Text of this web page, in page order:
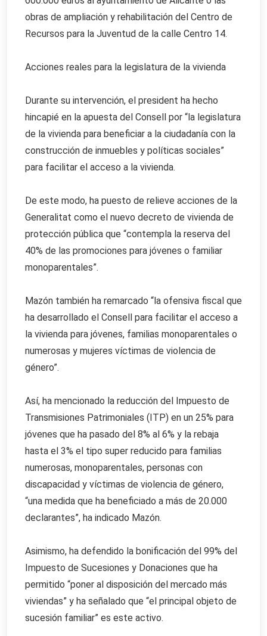
obras de ampliación y rehabilitación del Centro de
Recursos para la Juventud de la calle Centro 14.
Acciones reales para la legislatura de la vivienda
Durante su intervención, el president ha hecho
hincapié en la apuesta del Consell por “la legislatura
de la vivienda para beneficiar a la ciudadanía con la
construcción de inmuebles y políticas sociales”
para facilitar el acceso a la vivienda.
De este modo, ha puesto de relieve acciones de la
Generalitat como el nuevo decreto de vivienda de
protección pública que “contempla la reserva del
40% de las promociones para jóvenes o familiar
monoparentales”.
Mazón también ha remarcado “la ofensiva fiscal que
ha desarrollado el Consell para facilitar el acceso a
la vivienda para jóvenes, familias monoparentales o
numerosas y mujeres víctimas de violencia de
género”.
Así, ha mencionado la reducción del Impuesto de
Transmisiones Patrimoniales (ITP) en un 25% para
jóvenes que ha pasado del 8% al 6% y la rebaja
hasta el 3% el tipo super reducido para familias
numerosas, monoparentales, personas con
discapacidad y víctimas de violencia de género,
“una medida que ha beneficiado a más de 20.000
declarantes”, ha indicado Mazón.
Asimismo, ha defendido la bonificación del 99% del
Impuesto de Sucesiones y Donaciones que ha
permitido “poner al disposición del mercado más
viviendas” y ha señalado que “el principal objeto de
sucesión familiar” es este activo.